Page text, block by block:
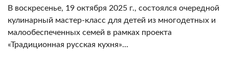
В воскресенье, 19 октября 2025 г., состоялся очередной
кулинарный мастер-класс для детей из многодетных и
малообеспеченных семей в рамках проекта
«Традиционная русская кухня»...